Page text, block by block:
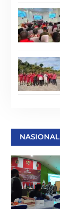
NASIONAL